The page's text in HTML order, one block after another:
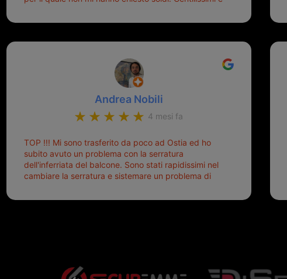
Sicuramente tornerò qui per qualsiasi altro problema.
Andrea Nobili
4 mesi fa
TOP !!! Mi sono trasferito da poco ad Ostia ed ho
subito avuto un problema con la serratura
dell'inferriata del balcone. Sono stati rapidissimi nel
cambiare la serratura e sistemare un problema di
che onesto evitando spese ben più esose.